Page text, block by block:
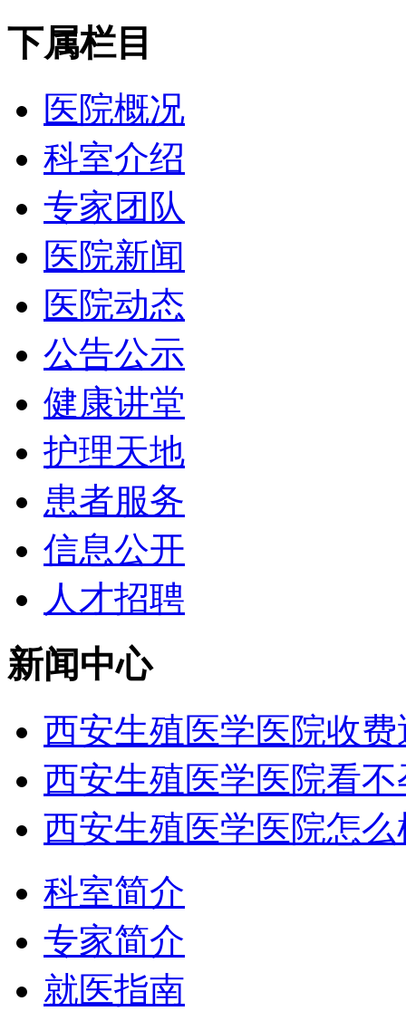
下属栏目
医院概况
科室介绍
专家团队
医院新闻
医院动态
公告公示
健康讲堂
护理天地
患者服务
信息公开
人才招聘
新闻中心
西安生殖医学医院收
西安生殖医学医院看
西安生殖医学医院怎
科室简介
专家简介
就医指南